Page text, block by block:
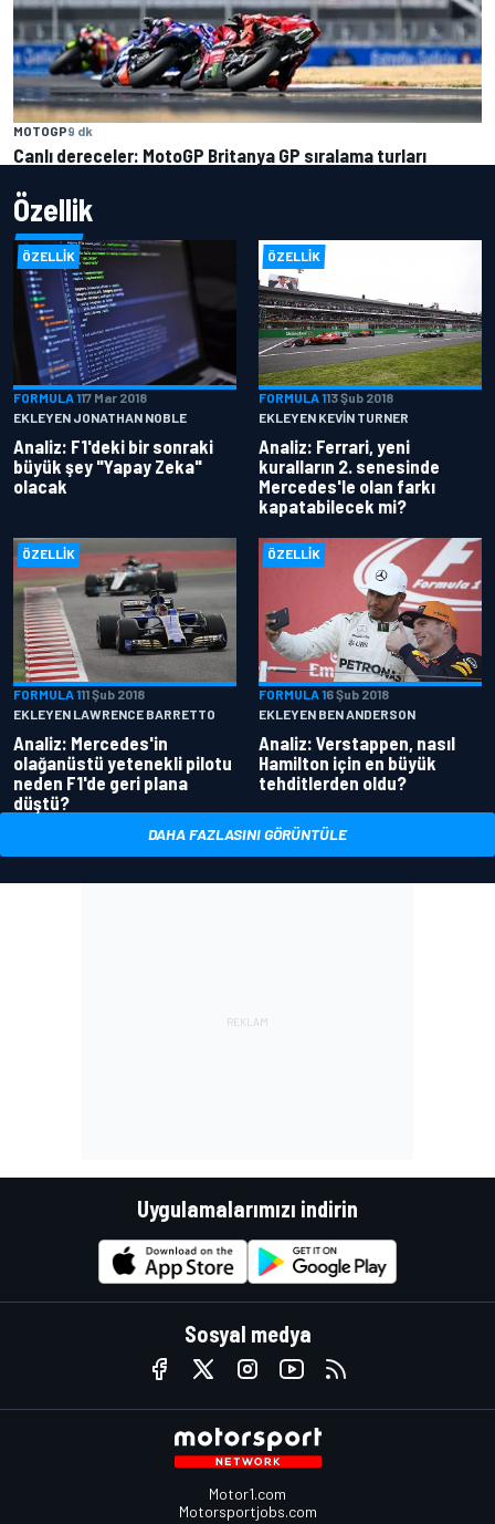
MOTOGP9 dk
Canlı dereceler: MotoGP Britanya GP sıralama turları
Özellik
ÖZELLIK
FORMULA 117 Mar 2018
EKLEYEN JONATHAN NOBLE
Analiz: F1'deki bir sonraki
büyük şey "Yapay Zeka"
olacak
ÖZELLIK
FORMULA 113 Şub 2018
EKLEYEN KEVIN TURNER
Analiz: Ferrari, yeni
kuralların 2. senesinde
Mercedes'le olan farkı
kapatabilecek mi?
ÖZELLIK
FORMULA 111 Şub 2018
EKLEYEN LAWRENCE BARRETTO
Analiz: Mercedes'in
olağanüstü yetenekli pilotu
neden F1'de geri plana
düştü?
ÖZELLIK
FORMULA 16 Şub 2018
EKLEYEN BEN ANDERSON
Analiz: Verstappen, nasıl
Hamilton için en büyük
tehditlerden oldu?
DAHA FAZLASINI GÖRÜNTÜLE
Uygulamalarımızı indirin
Sosyal medya
Motor1.com
Motorsportjobs.com